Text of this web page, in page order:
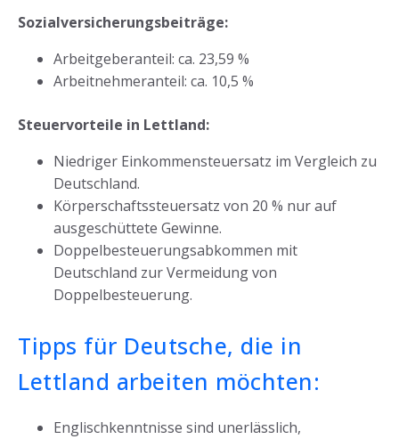
Sozialversicherungsbeiträge:
Arbeitgeberanteil: ca. 23,59 %
Arbeitnehmeranteil: ca. 10,5 %
Steuervorteile in Lettland:
Niedriger Einkommensteuersatz im Vergleich zu
Deutschland.
Körperschaftssteuersatz von 20 % nur auf
ausgeschüttete Gewinne.
Doppelbesteuerungsabkommen mit
Deutschland zur Vermeidung von
Doppelbesteuerung.
Tipps für Deutsche, die in
Lettland arbeiten möchten:
Englischkenntnisse sind unerlässlich,